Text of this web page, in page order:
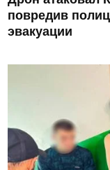
повредив
эвакуации